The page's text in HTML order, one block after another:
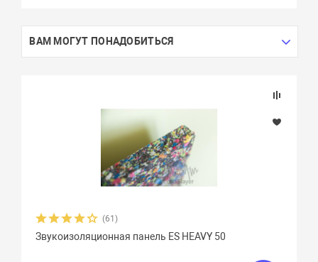
ВАМ МОГУТ ПОНАДОБИТЬСЯ
(61)
Звукоизоляционная панель ES HEAVY 50